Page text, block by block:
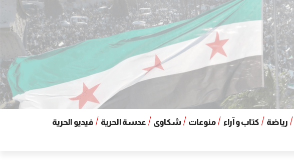
رياضة كتاب و آراء منوعات شكاوى عدسة الحرية
فيديو الحرية